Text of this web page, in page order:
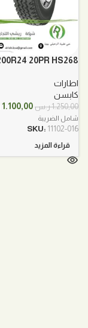
اطارات
كابسن
1.250,00ر.س السعر
هو:
1.100,00
شامل الضريبة
SKU: 11102-016
قراءة المزيد